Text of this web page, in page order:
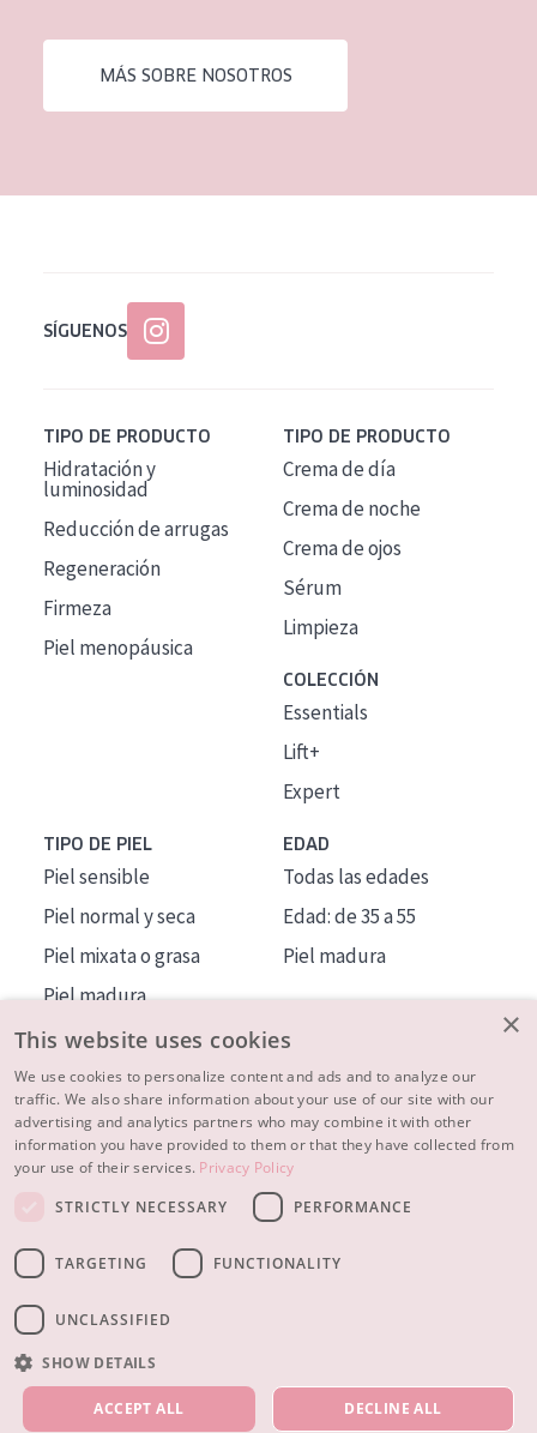
NUESTROS PRODUCTOS
MÁS SOBRE NOSOTROS
SÍGUENOS
TIPO DE PRODUCTO
Hidratación y
luminosidad
Reducción de arrugas
Regeneración
Firmeza
Piel menopáusica
TIPO DE PRODUCTO
Crema de día
Crema de noche
Crema de ojos
Sérum
Limpieza
COLECCIÓN
Essentials
Lift+
Expert
TIPO DE PIEL
Piel sensible
Piel normal y seca
Piel mixata o grasa
Piel madura
Piel expuesta al sol
Piel menopáusica
EDAD
Todas las edades
Edad: de 35 a 55
Piel madura
MÁS SOBRE NOSOTROS
INSPIRACIÓN
CONTACTO
© 2023 - 2026 Diadermine
×
This website uses cookies
We use cookies to personalize content and ads and to analyze our
traffic. We also share information about your use of our site with our
advertising and analytics partners who may combine it with other
information you have provided to them or that they have collected from
your use of their services. Privacy Policy
STRICTLY NECESSARY
PERFORMANCE
TARGETING FUNCTIONALITY
UNCLASSIFIED
SHOW DETAILS
ACCEPT ALL DECLINE ALL